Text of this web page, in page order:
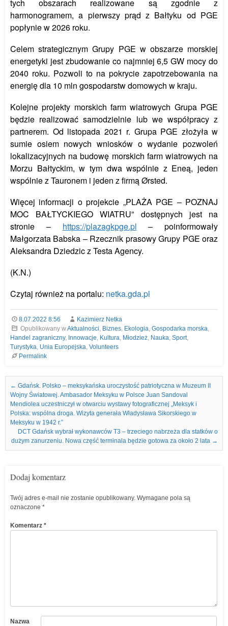
tych obszarach realizowane są zgodnie z
harmonogramem, a pierwszy prąd z Bałtyku od PGE
popłynie w 2026 roku.
Celem strategicznym Grupy PGE w obszarze morskiej
energetyki jest zbudowanie co najmniej 6,5 GW mocy do
2040 roku. Pozwoli to na pokrycie zapotrzebowania na
energię dla 10 mln gospodarstw domowych w kraju.
Kolejne projekty morskich farm wiatrowych Grupa PGE
będzie realizować samodzielnie lub we współpracy z
partnerem. Od listopada 2021 r. Grupa PGE złożyła w
sumie osiem nowych wniosków o wydanie pozwoleń
lokalizacyjnych na budowę morskich farm wiatrowych na
Morzu Bałtyckim, w tym dwa wspólnie z Eneą, jeden
wspólnie z Tauronem i jeden z firmą Ørsted.
Więcej informacji o projekcie „PLAŻA PGE – POZNAJ
MOC BAŁTYCKIEGO WIATRU” dostępnych jest na
stronie – https://plazagkpge.pl – poinformowały
Małgorzata Babska – Rzecznik prasowy Grupy PGE oraz
Aleksandra Dziedzic z Testa Agency.
(K.N.)
Czytaj również na portalu: netka.gda.pl
8.07.2022 8:56
Kazimierz Netka
Opublikowany wAktualności Biznes, Ekologia Gospodarka morska
Handel zagraniczny, Innowacje Kultura Młodzież Nauka Sport,
Turystyka Unia Europejska Volunteers
Permalink
Nawigacja we wpisach
← Gdańsk. Polsko – meksykańska uroczystość patriotyczna w Muzeum II
Wojny Światowej. Ambasador Meksyku w Polsce Juan Sandoval
Mendiolea uczestniczył w otwarciu wystawy fotograficznej „Meksyk i
Polska: wspólna droga. Wizyta generała Władysława Sikorskiego w
Meksyku w 1942 r.”
DCT Gdańsk wybrał wykonawców T3 – trzeciego nabrzeża dla statków o
dużym zanurzeniu. Nowa część terminala będzie gotowa za około 2 lata →
Dodaj komentarz
Twój adres e-mail nie zostanie opublikowany. Wymagane pola są
oznaczone *
Komentarz *
Nazwa